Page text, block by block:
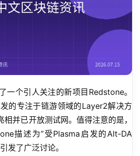
一个引人关注的新项目Redstone。
的专注于链游领域的Layer2解决方
相并已开放测试网。值得注意的是，
描述为”受Plasma启发的Alt-DA
发了广泛讨论。